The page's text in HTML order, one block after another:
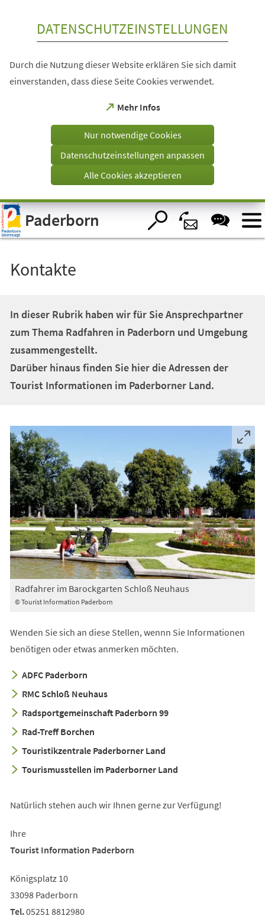
Visuelle
Assistenzsoftware
öffnen.
DATENSCHUTZEINSTELLUNGEN
Durch die Nutzung dieser Website erklären Sie sich damit
einverstanden, dass diese Seite Cookies verwendet.
Mehr Infos
(Öffnet
einem
Tab)
Nur notwendige Cookies
Datenschutzeinstellungen anpassen
Alle Cookies akzeptieren
Paderborn
Kontakte
In dieser Rubrik haben wir für Sie Ansprechpartner
zum Thema Radfahren in Paderborn und Umgebung
zusammengestellt.
Darüber hinaus finden Sie hier die Adressen der
Tourist Informationen im Paderborner Land.
© Tourist Information Paderborn
Radfahrer im Barockgarten Schloß Neuhaus
Wenden Sie sich an diese Stellen, wennn Sie Informationen
benötigen oder etwas anmerken möchten.
ADFC Paderborn
RMC Schloß Neuhaus
Radsportgemeinschaft Paderborn 99
Rad-Treff Borchen
Touristikzentrale Paderborner Land
Tourismusstellen im Paderborner Land
Natürlich stehen auch wir Ihnen gerne zur Verfügung!
Ihre
Tourist Information Paderborn
Königsplatz 10
33098 Paderborn
Tel.05251 8812980